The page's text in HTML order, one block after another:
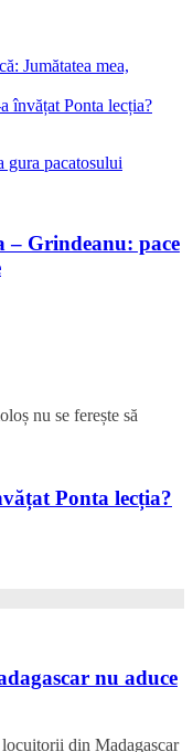
Jumătatea mea,
învățat Ponta lecția?
gura pacatosului
– Grindeanu: pace
nu se ferește să
Ponta lecția?
nu aduce
din Madagascar